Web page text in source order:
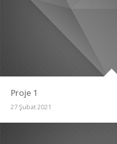
Proje 1
27 Şubat 2021